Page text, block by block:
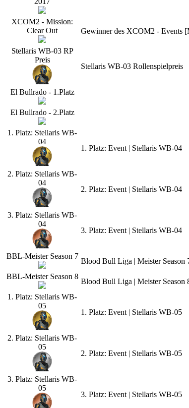
XCOM2 - Mission:
Clear Out
Gewinner des XCOM2 - Events
Stellaris WB-03 RP
Preis
Stellaris WB-03 Rollenspielpreis
El Bullrado - 1.Platz
El Bullrado - 2.Platz
1. Platz: Stellaris WB-
04
1. Platz: Event | Stellaris WB-04
2. Platz: Stellaris WB-
04
2. Platz: Event | Stellaris WB-04
3. Platz: Stellaris WB-
04
3. Platz: Event | Stellaris WB-04
BBL-Meister Season 7
Blood Bull Liga | Meister Season
BBL-Meister Season 8
Blood Bull Liga | Meister Season
1. Platz: Stellaris WB-
05
1. Platz: Event | Stellaris WB-05
2. Platz: Stellaris WB-
05
2. Platz: Event | Stellaris WB-05
3. Platz: Stellaris WB-
05
3. Platz: Event | Stellaris WB-05